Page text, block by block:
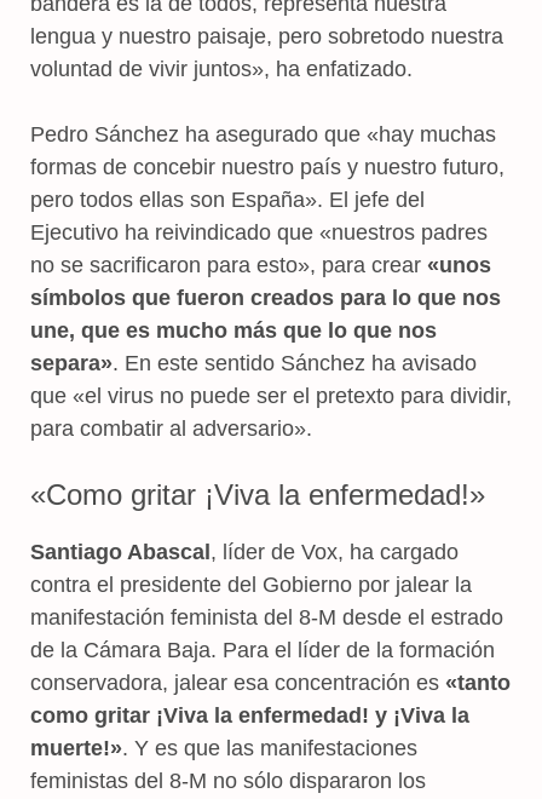
lengua y nuestro paisaje, pero sobretodo nuestra
voluntad de vivir juntos», ha enfatizado.
Pedro Sánchez ha asegurado que «hay muchas
formas de concebir nuestro país y nuestro futuro,
pero todos ellas son España». El jefe del
Ejecutivo ha reivindicado que «nuestros padres
no se sacrificaron para esto», para crear «unos
símbolos que fueron creados para lo que nos
une, que es mucho más que lo que nos
separa». En este sentido Sánchez ha avisado
que «el virus no puede ser el pretexto para dividir,
para combatir al adversario».
«Como gritar ¡Viva la enfermedad!»
Santiago Abascal, líder de Vox, ha cargado
contra el presidente del Gobierno por jalear la
manifestación feminista del 8-M desde el estrado
de la Cámara Baja. Para el líder de la formación
conservadora, jalear esa concentración es «tanto
como gritar ¡Viva la enfermedad! y ¡Viva la
muerte!». Y es que las manifestaciones
feministas del 8-M no sólo dispararon los